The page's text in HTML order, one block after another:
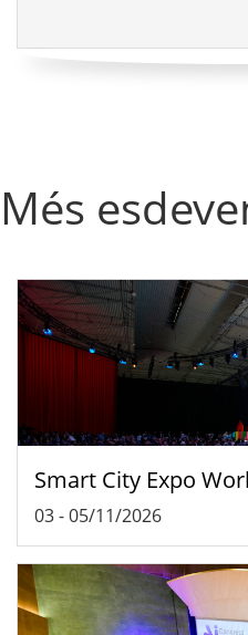
Més
Smart City Expo
03-05/11/2026